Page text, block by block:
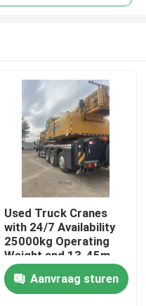
Used Truck Cranes
with 24/7 Availability
25000kg Operating
Weight and 13-45m
Maximum Lifting
HeightAanvraag sturen